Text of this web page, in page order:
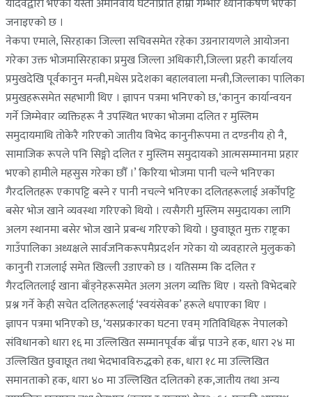
जनाइएको छ ।
नेकपा एमाले, सिरहाका जिल्ला सचिवसमेत रहेका उग्रनारायणले आयोजना
गरेका उक्त भोजमासिरहाका प्रमुख जिल्ला अधिकारी,जिल्ला प्रहरी कार्यालय
प्रमुखदेखि पूर्वकानुन मन्त्री,मधेस प्रदेशका बहालवाला मन्त्री,जिल्लाका पालिका
प्रमुखहरूसमेत सहभागी थिए । ज्ञापन पत्रमा भनिएको छ,‘कानुन कार्यान्वयन
गर्ने जिम्मेवार व्यक्तिहरू नै उपस्थित भएका भोजमा दलित र मुस्लिम
समुदायमाथि तोकेरै गरिएको जातीय विभेद कानुनीरूपमा त दण्डनीय हो नै,
सामाजिक रूपले पनि सिङ्गो दलित र मुस्लिम समुदायको आत्मसम्मानमा प्रहार
भएको हामीले महसुस गरेका छौँ ।’ किरिया भोजमा पानी चल्ने भनिएका
गैरदलितहरू एकापट्टि बस्ने र पानी नचल्ने भनिएका दलितहरूलाई अर्कोपट्टि
बसेर भोज खाने व्यवस्था गरिएको थियो । त्यसैगरी मुस्लिम समुदायका लागि
अलग स्थानमा बसेर भोज खाने प्रबन्ध गरिएको थियो । छुवाछूत मुक्त राष्ट्रका
गाउँपालिका अध्यक्षले सार्वजनिकरूपमैप्रदर्शन गरेका यो व्यवहारले मुलुकको
कानुनी राजलाई समेत खिल्ली उडाएको छ । यतिसम्म कि दलित र
गैरदलितलाई खाना बाँड्नेहरूसमेत अलग अलग व्यक्ति थिए । यस्तो विभेदबारे
प्रश्न गर्ने केही सचेत दलितहरूलाई ‘स्वयंसेवक’ हरूले धपाएका थिए ।
ज्ञापन पत्रमा भनिएको छ, ‘यसप्रकारका घटना एवम् गतिविधिहरू नेपालको
संविधानको धारा १६ मा उल्लिखित सम्मानपूर्वक बाँच्न पाउने हक, धारा २४ मा
उल्लिखित छुवाछूत तथा भेदभावविरुद्धको हक, धारा १८ मा उल्लिखित
समानताको हक, धारा ४० मा उल्लिखित दलितको हक,जातीय तथा अन्य